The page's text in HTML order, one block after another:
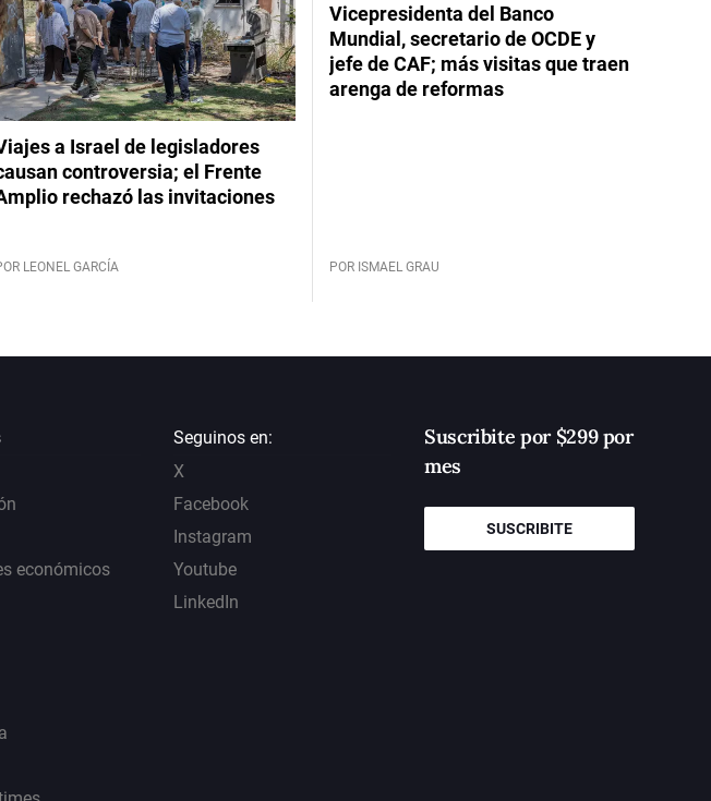
a Israel de legisladores
controversia; el Frente
rechazó las invitaciones
LEONEL GARCÍA
Vicepresidenta del Banco
Mundial, secretario de OCDE y
jefe de CAF; más visitas que traen
arenga de reformas
POR ISMAEL GRAU
económicos
Seguinos en:
X
Facebook
Instagram
Youtube
LinkedIn
Suscribite por $299 por
mes
SUSCRIBITE